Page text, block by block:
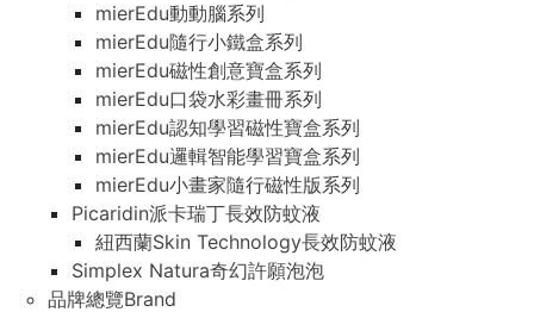
mierEdu動動腦系列
mierEdu隨行小鐵盒系列
mierEdu磁性創意寶盒系列
mierEdu口袋水彩畫冊系列
mierEdu認知學習磁性寶盒系列
mierEdu邏輯智能學習寶盒系列
mierEdu小畫家隨行磁性版系列
Picaridin派卡瑞丁長效防蚊液
紐西蘭Skin Technology長效防蚊液
Simplex Natura奇幻許願泡泡
品牌總覽Brand